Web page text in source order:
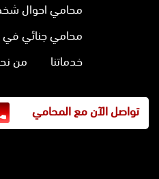
محامي احوال
محامي جنائي
خدماتنا
من
تواصل الآن مع المحامي